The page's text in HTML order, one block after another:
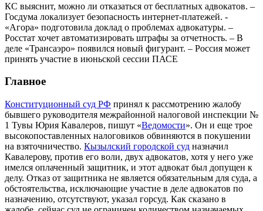
КС выяснит, можно ли отказаться от бесплатных адвокатов. –
Госдума локализует безопасность интернет-платежей. -
«Агора» подготовила доклад о проблемах адвокатуры. –
Росстат хочет автоматизировать штрафы за отчетность. – В
деле «Трансаэро» появился новый фигурант. – Россия может
принять участие в июньской сессии ПАСЕ
Главное
Конституционный суд РФ принял к рассмотрению жалобу
бывшего руководителя межрайонной налоговой инспекции №
1 Тувы Юрия Кавалеров, пишут «Ведомости». Он и еще трое
высокопоставленных налоговиков обвиняются в покушении
на взяточничество. Кызылский городской суд назначил
Кавалерову, против его воли, двух адвокатов, хотя у него уже
имелся оплаченный защитник, и этот адвокат был допущен к
делу. Отказ от защитника не является обязательным для суда, а
обстоятельства, исключающие участие в деле адвокатов по
назначению, отсутствуют, указал горсуд. Как сказано в